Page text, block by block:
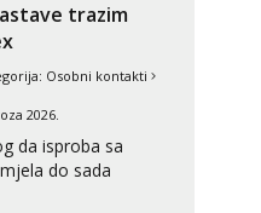
#142
Za vas sam
trazim
Osobni kontakti
2026.
da isproba sa
do sada